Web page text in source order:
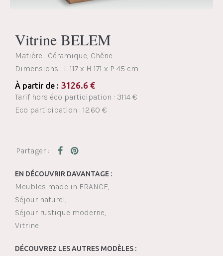
Vitrine BELEM
Matière : Céramique, Chêne
Dimensions : L 117 x H 171 x P 45 cm
À partir de : 3126.6 €
Tarif hors éco participation : 3114 €
Eco participation : 12.60 €
EN DÉCOUVRIR DAVANTAGE :
Meubles made in FRANCE
Séjour naturel
Séjour rustique moderne
Vitrine
DÉCOUVREZ LES AUTRES MODÈLES :